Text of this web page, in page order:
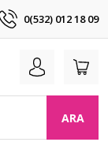
0(532) 012 18 09
ARA